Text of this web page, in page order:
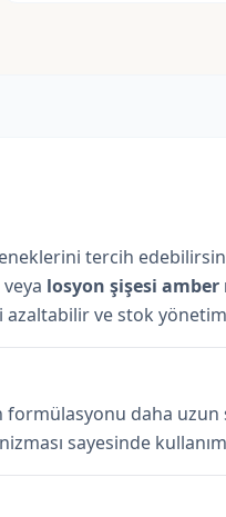
tercih
veya losyon şişesi amber
azaltabilir ve stok
daha uzun
sayesinde kullanım